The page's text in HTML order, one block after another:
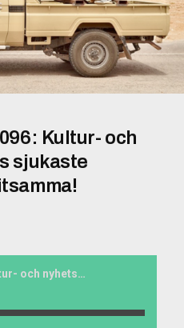
Kultur- och
sjukaste
Eld och rörelse #096: Kultur- och nyhetssvep, årets sjukaste avsnitt… men skitsamma!